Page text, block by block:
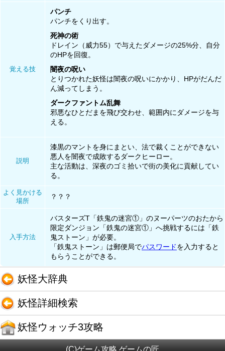
覚える技
パンチ
パンチをくり出す。
死神の術
ドレイン（威力55）で与えたダメージの25%分、自分
のHPを回復。
闇夜の呪い
とりつかれた妖怪は闇夜の呪いにかかり、HPがだんだ
ん減ってしまう。
ダークファントム乱舞
邪悪なひとだまを飛び交わせ、範囲内にダメージを与
える。
説明
漆黒のマントを身にまとい、法で裁くことができない
悪人を闇夜で成敗するダークヒーロー。
主な活動は、深夜のゴミ拾いで街の美化に貢献してい
る。
よく見かける
場所
？？？
入手方法
バスターズT「鉄鬼の迷宮①」のヌーパーツのおたから
限定ダンジョン「鉄鬼の迷宮①」へ挑戦するには「鉄
鬼ストーン」が必要。
「鉄鬼ストーン」は郵便局でパスワードを入力すると
もらうことができる。
妖怪大辞典
妖怪詳細検索
妖怪ウォッチ3攻略
(C)ゲーム攻略 ゲームの匠